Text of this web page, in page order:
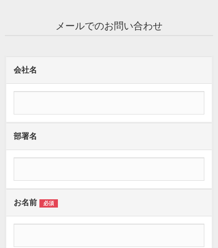
メールでのお問い合わせ
会社名
部署名
お名前 必須